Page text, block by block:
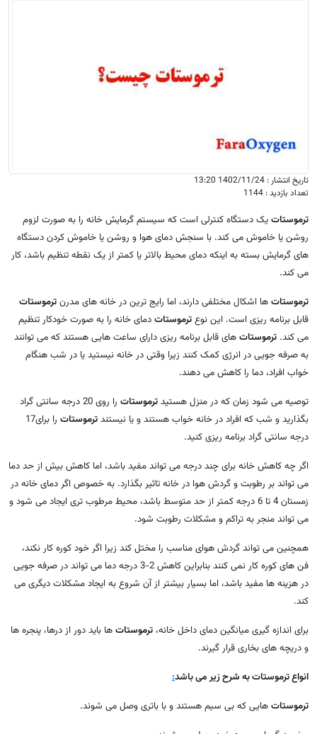
تاریخ انتشار : 1402/11/24 13:20
تعداد بازدید : 1144
ترموستاتیک دستگاه کنترلی است که سیستم گرمایش خانه را به صورت لزوم
روشن یا خاموش می کند. با سنجش دمای هوا و روشن یا خاموش کردن دستگاه
های گرمایش بسته به اینکه دمای محیط بالاتر یا کمتر از یک نقطه تنظیم باشد، کار
می کند.
ترموستاتها اشکال مختلفی دارند، اما رایج ترین در خانه های مدرنترموستات
قابل برنامه ریزی است. این نوعترموستاتدمای خانه را به صورت خودکار تنظیم
می کند. ترموستاتهای قابل برنامه ریزی دارای ساعت هایی هستند که می توانند
به صرفه جویی در انرژی کمک کنند زیرا وقتی در خانه نیستید یا در شب هنگام
خواب افراد، دما را کاهش می دهند.
توصیه می شود زمان که در منزل هستیدترموستات
را روی 20 درجه سانتی گراد
بگذارید و شب که افراد در خانه خواب هستند و یا نیستندترموستات
را برای17
درجه سانتی گراد برنامه ریزی کنید.
اگر چه کاهش خانه برای چند درجه می تواند مفید باشد، اما کاهش بیش از حد دما
می تواند بر رطوبت و گردش هوا در خانه تاثیر بگذارد. به خصوص اگر دمای خانه در
زمستان 4 تا 6 درجه کمتر از حد متوسط باشد، محیط مرطوب تری ایجاد می شود و
می تواند منجر به تراکم و مشکلات رطوبت شود.
همچنین می تواند گردش هوای مناسب را مختل کند زیرا اگر خود کوره کار نکند،
فن های کوره کار نمی کنند بنابراین کاهش 2-3 درجه دما می تواند در صرفه جویی
در هزینه ها مفید باشد، اما بسیار بیشتر از آن شروع به ایجاد مشکلات دیگری می
کند.
برای اندازه گیری میانگین دمای داخل خانه، ترموستاتها باید دور از درها، پنجره ها
و دریچه های بخاری قرار گیرند.
انواع ترموستات به شرح زیر می باشد:
ترموستاتهایی که بی سیم هستند و با باتری وصل می شوند.